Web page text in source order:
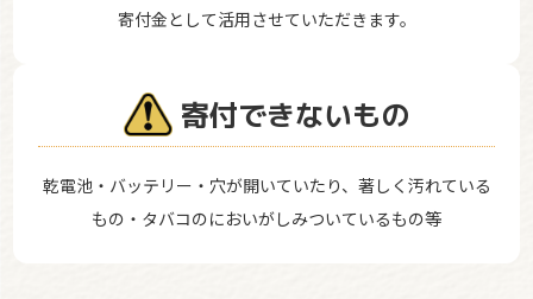
寄付金として活用させていただきます。
寄付できないもの
乾電池・バッテリー・穴が開いていたり、著しく汚れている
もの・タバコのにおいがしみついているもの等